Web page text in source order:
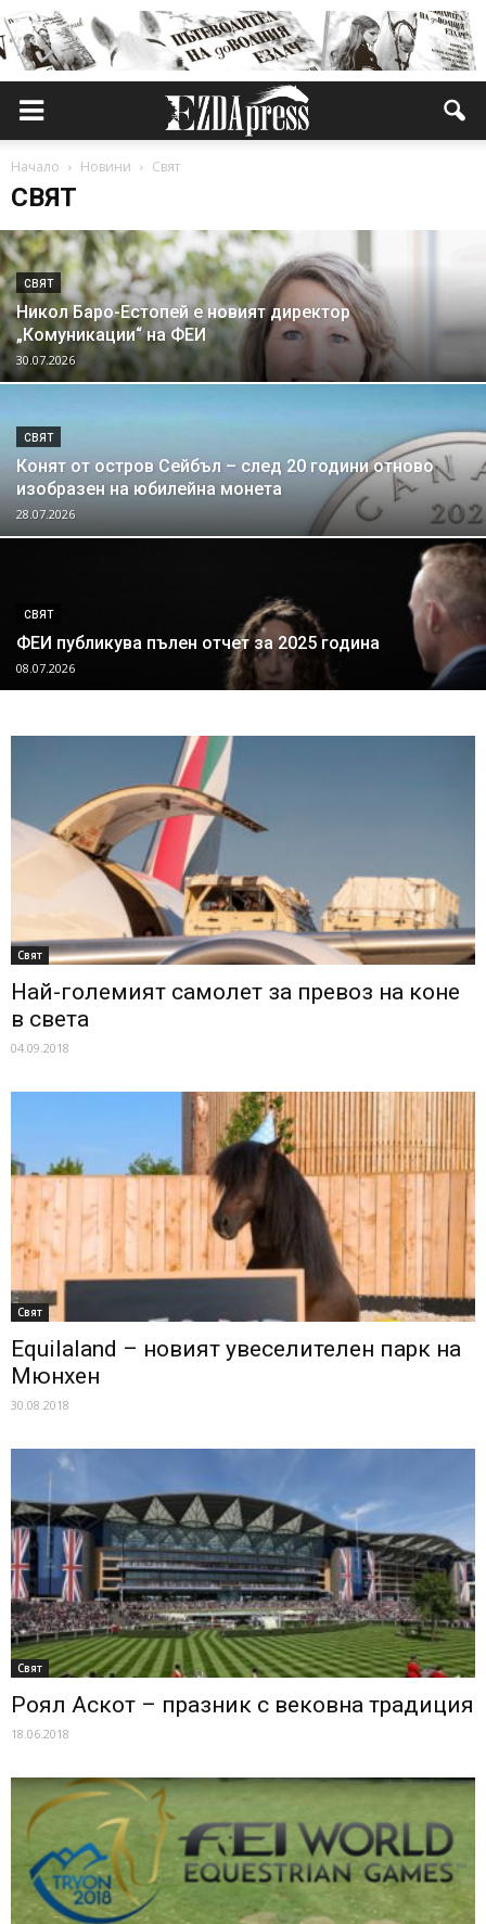
Начало Новини Свят
СВЯТ
СВЯТ
Никол Баро-Естопей е новият директор
„Комуникации“ на ФЕИ
30.07.2026
СВЯТ
Конят от остров Сейбъл – след 20 години отново
изобразен на юбилейна монета
28.07.2026
СВЯТ
ФЕИ публикува пълен отчет за 2025 година
08.07.2026
Свят
Най-големият самолет за превоз на коне
в света
04.09.2018
Свят
Equilaland – новият увеселителен парк на
Мюнхен
30.08.2018
Свят
Роял Аскот – празник с вековна традиция
18.06.2018